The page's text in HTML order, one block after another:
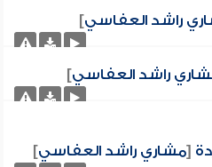
راشد العفاسي]
راشد العفاسي]
[مشاري راشد العفاسي]